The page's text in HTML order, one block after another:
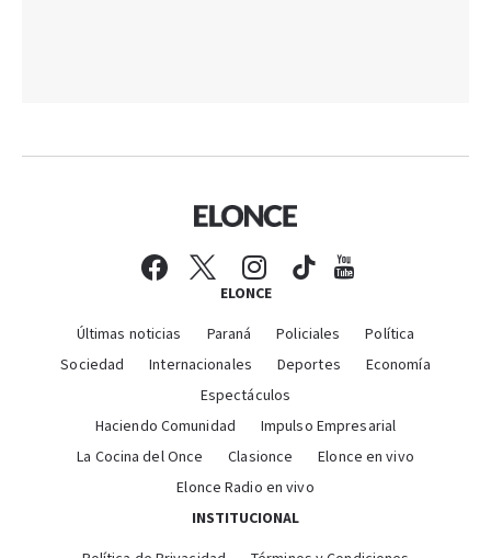
ELONCE
Últimas noticias Paraná Policiales
Política
Sociedad
Internacionales Deportes
Economía
Espectáculos
Haciendo Comunidad
Impulso Empresarial
La Cocina del Once
Clasionce
Elonce en vivo
Elonce Radio en vivo
INSTITUCIONAL